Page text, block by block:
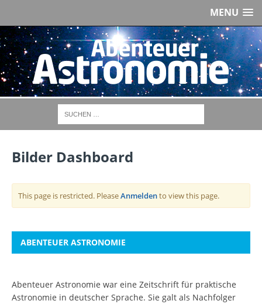
MENU
Bilder Dashboard
This page is restricted. PleaseAnmeldento view this page.
ABENTEUER ASTRONOMIE
Abenteuer Astronomie war eine Zeitschrift für praktische
Astronomie in deutscher Sprache. Sie galt als Nachfolger